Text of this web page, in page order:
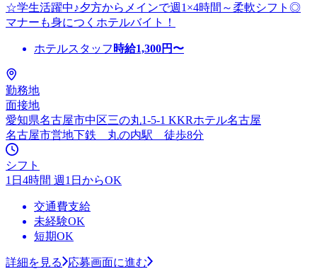
☆学生活躍中♪夕方からメインで週1×4時間～柔軟シフト◎
マナーも身につくホテルバイト！
ホテルスタッフ 時給1,300円〜
勤務地
面接地
愛知県名古屋市中区三の丸1-5-1 KKRホテル名古屋
名古屋市営地下鉄 丸の内駅 徒歩8分
シフト
1日4時間 週1日からOK
交通費支給
未経験OK
短期OK
詳細を見る
応募画面に進む